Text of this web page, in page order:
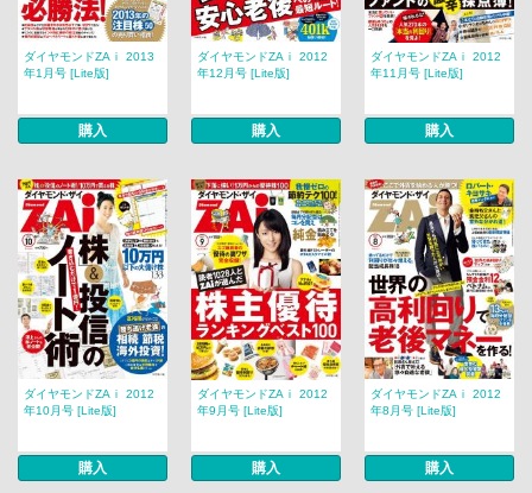
ダイヤモンドZAｉ 2013
年1月号 [Lite版]
購入
ダイヤモンドZAｉ 2012
年12月号 [Lite版]
購入
ダイヤモンドZAｉ 2012
年11月号 [Lite版]
購入
ダイヤモンドZAｉ 2012
年10月号 [Lite版]
購入
ダイヤモンドZAｉ 2012
年9月号 [Lite版]
購入
ダイヤモンドZAｉ 2012
年8月号 [Lite版]
購入